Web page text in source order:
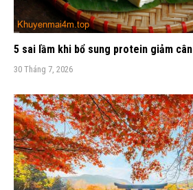
5 sai lầm khi bổ sung protein giảm cân
30 Tháng 7, 2026